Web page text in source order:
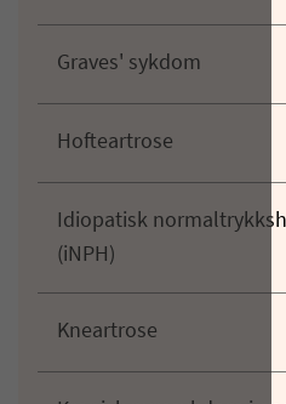
Graves' sykdom
Hofteartrose
Idiopatisk
(iNPH)
Kneartrose